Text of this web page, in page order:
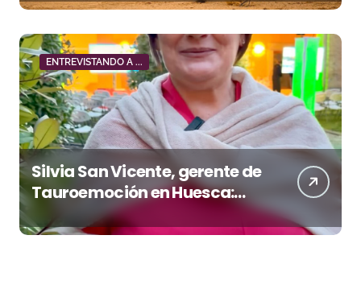
ENTREVISTANDO A ...
Silvia San Vicente, gerente de
Tauroemoción en Huesca:
«Todas las figuras del toreo
quieren venir a esta feria»